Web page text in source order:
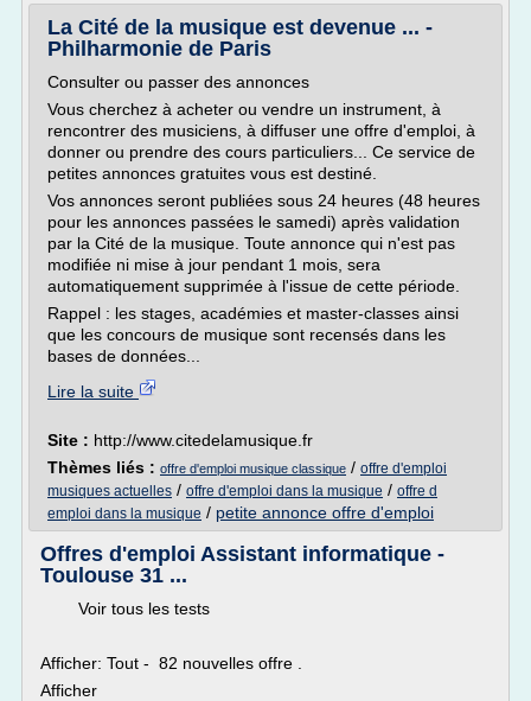
La Cité de la musique est devenue ... -
Philharmonie de Paris
Consulter ou passer des annonces
Vous cherchez à acheter ou vendre un instrument, à
rencontrer des musiciens, à diffuser une offre d'emploi, à
donner ou prendre des cours particuliers... Ce service de
petites annonces gratuites vous est destiné.
Vos annonces seront publiées sous 24 heures (48 heures
pour les annonces passées le samedi) après validation
par la Cité de la musique. Toute annonce qui n'est pas
modifiée ni mise à jour pendant 1 mois, sera
automatiquement supprimée à l'issue de cette période.
Rappel : les stages, académies et master-classes ainsi
que les concours de musique sont recensés dans les
bases de données...
Lire la suite
Site : http://www.citedelamusique.fr
Thèmes liés : offre d'emploi musique classique / offre d'emploi
musiques actuelles / offre d'emploi dans la musique / offre d
emploi dans la musique / petite annonce offre d'emploi
Offres d'emploi Assistant informatique -
Toulouse 31 ...
Voir tous les tests
Afficher: Tout - 82 nouvelles offre .
Afficher